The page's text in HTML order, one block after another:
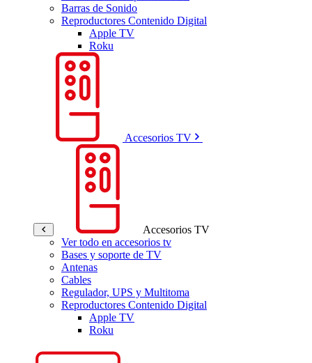
Barras de Sonido
Reproductores Contenido Digital
Apple TV
Roku
Accesorios TV
Accesorios TV
Ver todo en accesorios tv
Bases y soporte de TV
Antenas
Cables
Regulador, UPS y Multitoma
Reproductores Contenido Digital
Apple TV
Roku